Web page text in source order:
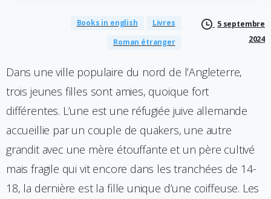
Books in english
Livres
Roman étranger
5 septembre
2024
Dans une ville populaire du nord de l’Angleterre,
trois jeunes filles sont amies, quoique fort
différentes. L’une est une réfugiée juive allemande
accueillie par un couple de quakers, une autre
grandit avec une mère étouffante et un père cultivé
mais fragile qui vit encore dans les tranchées de 14-
18, la dernière est la fille unique d’une coiffeuse. Les